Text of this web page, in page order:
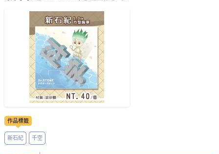
會員中心
註冊會員
登入
作品標籤
新石紀 千空